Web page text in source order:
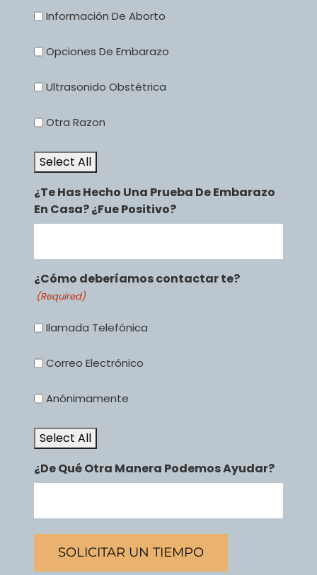
Información De Aborto
Opciones De Embarazo
Ultrasonido Obstétrica
Otra Razon
Select All
¿Te Has Hecho Una Prueba De Embarazo
En Casa? ¿Fue Positivo?
¿Cómo deberíamos contactar te?
(Required)
Ilamada Telefónica
Correo Electrónico
Anónimamente
Select All
¿De Qué Otra Manera Podemos Ayudar?